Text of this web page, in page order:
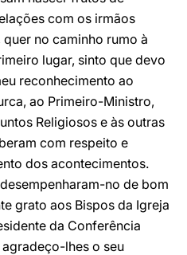
com os irmãos
no caminho rumo à
lugar, sinto que devo
reconhecimento ao
ao Primeiro-Ministro,
Religiosos e às outras
com respeito e
dos acontecimentos.
no de bom
grato aos Bispos da Igreja
da Conferência
lhes o seu